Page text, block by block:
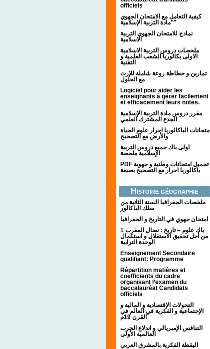
officiels
كيفية التعامل مع الامتحان الجهوي
"مادة التربية الإسلامية"
نمادج للامتحان الجهوي التربية
الاسلامية
ملخصات دروس التربية الاسلامية
الاولى بكالوريا الشعب العلمية و
التقنية
تمارين و خطاطة روعة شاملة للإرث
مع الحلول
Logiciel pour aider les
enseignants à gérer facilement
et efficacement leurs notes.
مقرر دروس مادة التربية الإسلامية
الجذع المشترك العلمي
امتحانات الباكالوريا احرار علوم الحياة
والأرض مع التصحيح
اولى باك جميع دروس التربية
الإسلامية ملخصة
PDF تحميل امتحانات وطنية و جهوية
باكالوريا احرار مع التصحيح بصيغة
Histoire géographie
ملخصات الجغرافيا السنة الثانية من
سلك الباكالور
امتحان جهوي في التاريخ و الجغرافيا
1 باك علوم – تاريخ : نضال المغرب
من أجل تحقيق الاستقلال و استكمال
الوحدة الترابية
Enseignement Secondaire
qualifiant: Programme
Répartition matières et
coefficients du cadre
organisant l’examen du
baccalauréat Candidats
officiels
التحولات الإقتصادية و المالية و
الإجتماعية و الفكرية في العالم في
القرن 19م
التنافس الإمبريالي و اندلاع الحرب
العالمية الأولى
اليقظة الفكرية بالمشرق العربي